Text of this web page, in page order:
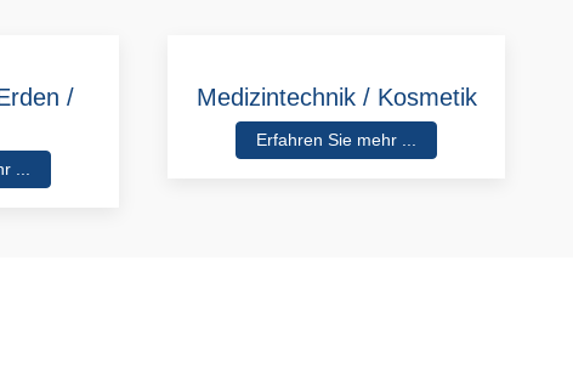
/
...
Medizintechnik / Kosmetik
Erfahren Sie mehr ...